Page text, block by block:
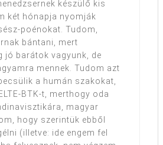
készülő kis
két hónapja nyomják
poénokat. Tudom,
bántani, mert
jó barátok vagyunk, de
mennek. Tudom azt
a humán szakokat,
BTK-t, merthogy oda
magyar
hogy szerintük ebből
(illetve: ide engem fel